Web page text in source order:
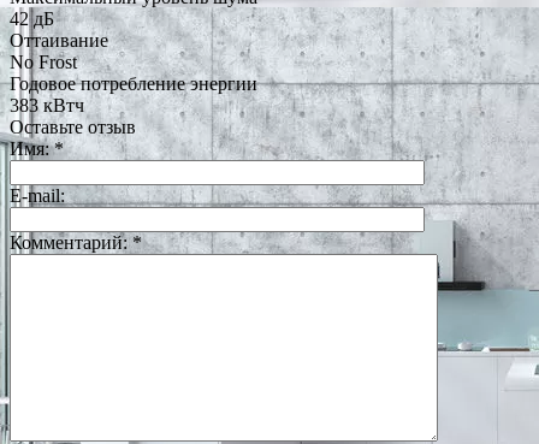
42 дБ
Оттаивание
No Frost
Годовое потребление энергии
383 кВтч
Оставьте отзыв
Имя:*
E-mail:
Комментарий:*